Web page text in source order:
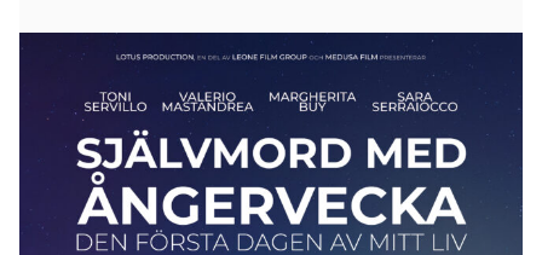
Den första dagen av mitt liv. Livet kan vara
outsägligt tungt. För vissa blir bördan dem så
övermäktig att de överväger självmord. En mystisk
man presenterar sig för fyra personer som har nått
botten. Det enda de har gemensamt är att de
slutgiltigt bestämt sig för att avsluta det hela. Men
den mystiske mannen ger den omaka kvartetten